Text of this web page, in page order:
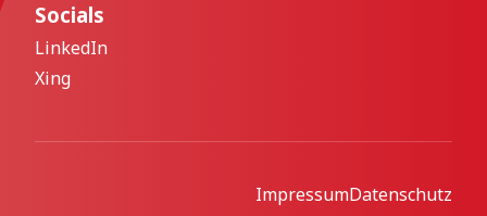
Socials
LinkedIn
Xing
ImpressumDatenschutz